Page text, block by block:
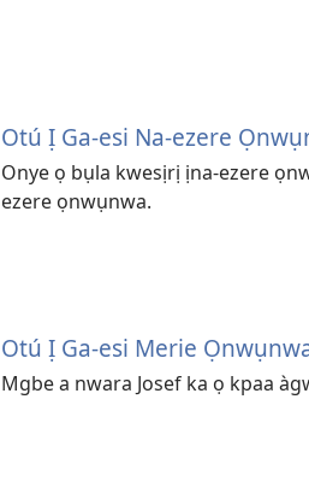
Otú Ị Ga-esi Na-ezere
Onye ọ bụla kwesịrị ịna-ezere
ezere ọnwụnwa.
Otú Ị Ga-esi Merie
Mgbe a nwara Josef ka ọ kpaa